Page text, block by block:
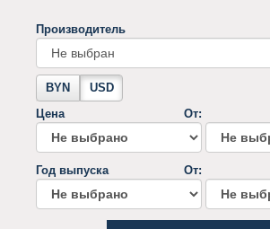
Производитель
BYN
USD
Цена
От:
Год выпуска От: